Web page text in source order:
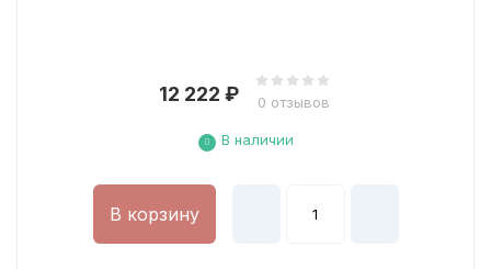
12 222 ₽ 0 отзывов
В наличии
В корзину